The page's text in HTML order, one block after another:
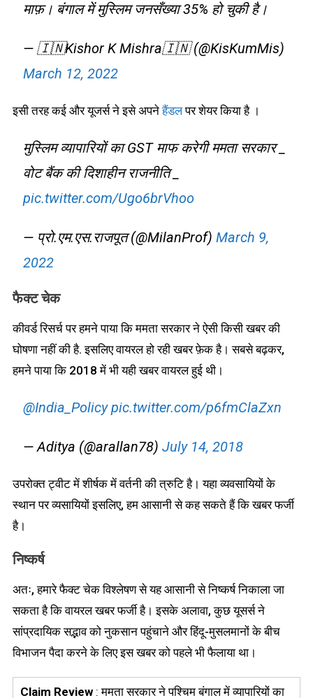
माफ़। बंगाल में मुस्लिम जनसँख्या 35% हो चुकी है।
— 🇮🇳Kishor K Mishra🇮🇳 (@KisKumMis)
March 12, 2022
इसी तरह कई और यूजर्स ने इसे अपनेहैंडलपर शेयर किया है ।
मुस्लिम व्यापारियों का GST माफ करेगी ममता सरकार _
वोट बैंक की दिशाहीन राजनीति _
pic.twitter.com/Ugo6brVhoo
— प्रो.एम.एस.राजपूत (@MilanProf) March 9,
2022
फैक्ट चेक
कीवर्ड रिसर्च पर हमने पाया कि ममता सरकार ने ऐसी किसी खबर की
घोषणा नहीं की है. इसलिए वायरल हो रही खबर फ़ेक है। सबसे बढ़कर,
हमने पाया कि 2018 में भी यही खबर वायरल हुई थी।
@India_Policy pic.twitter.com/p6fmClaZxn
— Aditya (@arallan78) July 14, 2018
उपरोक्त ट्वीट में शीर्षक में वर्तनी की त्रुटि है। यहा व्यवसायियों के
स्थान पर व्यसायियों इसलिए, हम आसानी से कह सकते हैं कि खबर फर्जी
है।
निष्कर्ष
अतः, हमारे फैक्ट चेक विश्लेषण से यह आसानी से निष्कर्ष निकाला जा
सकता है कि वायरल खबर फर्जी है। इसके अलावा, कुछ यूसर्स ने
सांप्रदायिक सद्भाव को नुकसान पहुंचाने और हिंदू-मुसलमानों के बीच
विभाजन पैदा करने के लिए इस खबर को पहले भी फैलाया था।
Claim Review : ममता सरकार ने पश्चिम बंगाल में व्यापारियों का